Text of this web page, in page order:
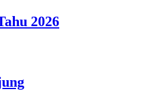
2026